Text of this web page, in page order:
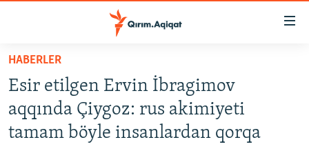
Esas
qaytmaq
Baş
navigatsiyağa
qaytmaq
İQTİSADİYAT
HABERLER
Esir etilgen Ervin İbragimov
aqqında Çiygoz: rus akimiyeti
tamam böyle insanlardan qorqa